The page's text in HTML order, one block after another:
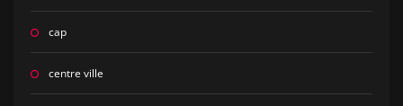
cap
centre ville